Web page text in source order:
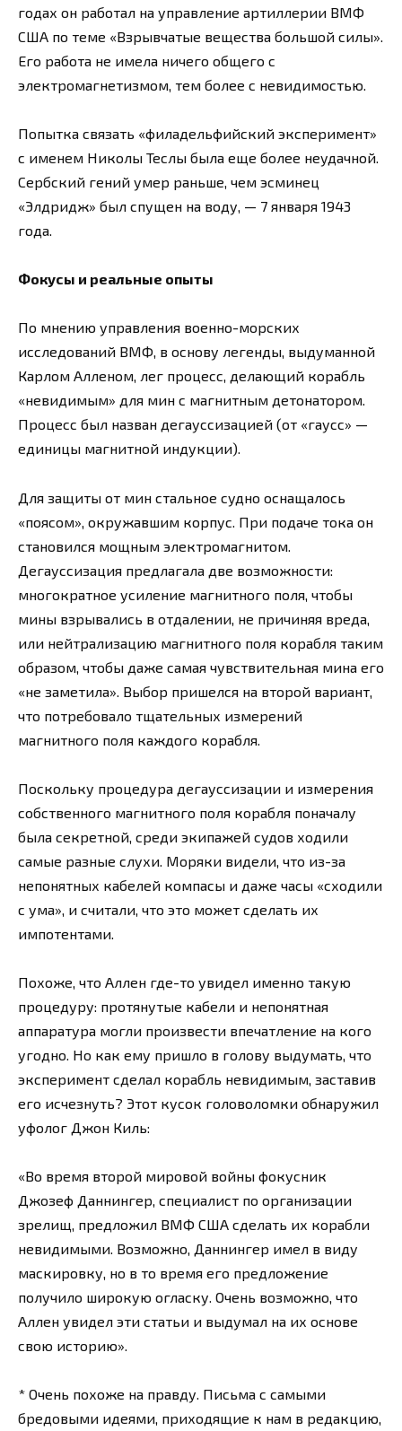
годах он работал на управление артиллерии ВМФ
США по теме «Взрывчатые вещества большой силы».
Его работа не имела ничего общего с
электромагнетизмом, тем более с невидимостью.
Попытка связать «филадельфийский эксперимент»
с именем Николы Теслы была еще более неудачной.
Сербский гений умер раньше, чем эсминец
«Элдридж» был спущен на воду, — 7 января 1943
года.
Фокусы и реальные опыты
По мнению управления военно-морских
исследований ВМФ, в основу легенды, выдуманной
Карлом Алленом, лег процесс, делающий корабль
«невидимым» для мин с магнитным детонатором.
Процесс был назван дегауссизацией (от «гаусс» —
единицы магнитной индукции).
Для защиты от мин стальное судно оснащалось
«поясом», окружавшим корпус. При подаче тока он
становился мощным электромагнитом.
Дегауссизация предлагала две возможности:
многократное усиление магнитного поля, чтобы
мины взрывались в отдалении, не причиняя вреда,
или нейтрализацию магнитного поля корабля таким
образом, чтобы даже самая чувствительная мина его
«не заметила». Выбор пришелся на второй вариант,
что потребовало тщательных измерений
магнитного поля каждого корабля.
Поскольку процедура дегауссизации и измерения
собственного магнитного поля корабля поначалу
была секретной, среди экипажей судов ходили
самые разные слухи. Моряки видели, что из-за
непонятных кабелей компасы и даже часы «сходили
с ума», и считали, что это может сделать их
импотентами.
Похоже, что Аллен где-то увидел именно такую
процедуру: протянутые кабели и непонятная
аппаратура могли произвести впечатление на кого
угодно. Но как ему пришло в голову выдумать, что
эксперимент сделал корабль невидимым, заставив
его исчезнуть? Этот кусок головоломки обнаружил
уфолог Джон Киль:
«Во время второй мировой войны фокусник
Джозеф Даннингер, специалист по организации
зрелищ, предложил ВМФ США сделать их корабли
невидимыми. Возможно, Даннингер имел в виду
маскировку, но в то время его предложение
получило широкую огласку. Очень возможно, что
Аллен увидел эти статьи и выдумал на их основе
свою историю».
* Очень похоже на правду. Письма с самыми
бредовыми идеями, приходящие к нам в редакцию,